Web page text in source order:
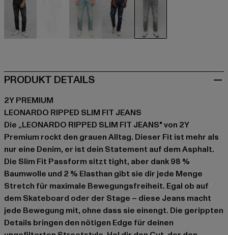
PRODUKT DETAILS
2Y PREMIUM
LEONARDO RIPPED SLIM FIT JEANS
Die „LEONARDO RIPPED SLIM FIT JEANS" von 2Y
Premium rockt den grauen Alltag. Dieser Fit ist mehr als
nur eine Denim, er ist dein Statement auf dem Asphalt.
Die Slim Fit Passform sitzt tight, aber dank 98 %
Baumwolle und 2 % Elasthan gibt sie dir jede Menge
Stretch für maximale Bewegungsfreiheit. Egal ob auf
dem Skateboard oder der Stage – diese Jeans macht
jede Bewegung mit, ohne dass sie einengt. Die gerippten
Details bringen den nötigen Edge für deinen